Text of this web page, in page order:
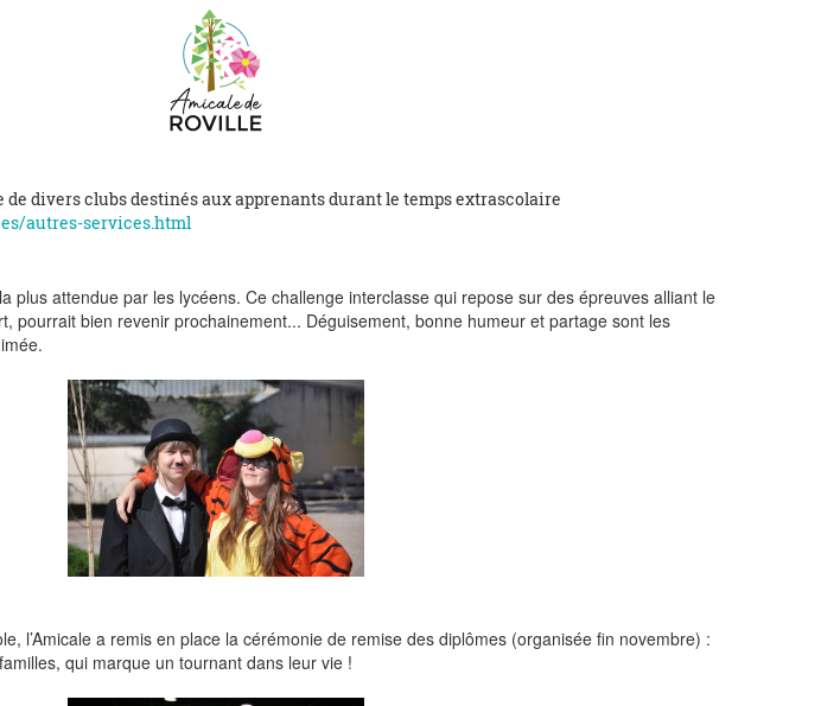
divers clubs destinés aux apprenants durant le temps extrascolaire
autres-services.html
plus attendue par les lycéens. Ce challenge interclasse qui repose sur des épreuves alliant le
pourrait bien revenir prochainement... Déguisement, bonne humeur et partage sont les
l’Amicale a remis en place la cérémonie de remise des diplômes (organisée fin novembre) :
qui marque un tournant dans leur vie !